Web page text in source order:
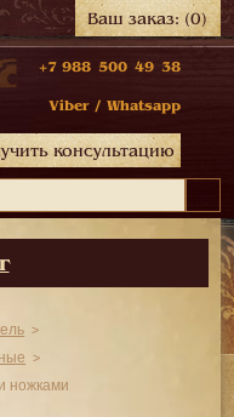
Ваш заказ:(0)
+7 988 500 49 38
Viber / Whatsapp
консультацию
ножками